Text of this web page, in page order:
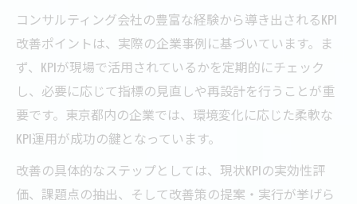
コンサルティング会社の豊富な経験から導き出されるKPI
改善ポイントは、実際の企業事例に基づいています。ま
ず、KPIが現場で活用されているかを定期的にチェック
し、必要に応じて指標の見直しや再設計を行うことが重
要です。東京都内の企業では、環境変化に応じた柔軟な
KPI運用が成功の鍵となっています。
改善の具体的なステップとしては、現状KPIの実効性評
価、課題点の抽出、そして改善策の提案・実行が挙げら